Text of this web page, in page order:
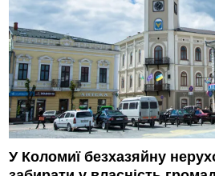
У Коломиї безхазяйну